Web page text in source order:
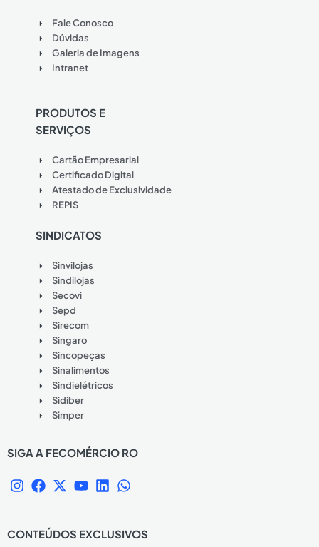
Fale Conosco
Dúvidas
Galeria de Imagens
Intranet
PRODUTOS E
SERVIÇOS
Cartão Empresarial
Certificado Digital
Atestado de Exclusividade
REPIS
SINDICATOS
Sinvilojas
Sindilojas
Secovi
Sepd
Sirecom
Singaro
Sincopeças
Sinalimentos
Sindielétricos
Sidiber
Simper
SIGA A FECOMÉRCIO RO
I
n
a
F
a
b
X
-
i
Y
o
u
L
i
e
W
h
s
CONTEÚDOS EXCLUSIVOS